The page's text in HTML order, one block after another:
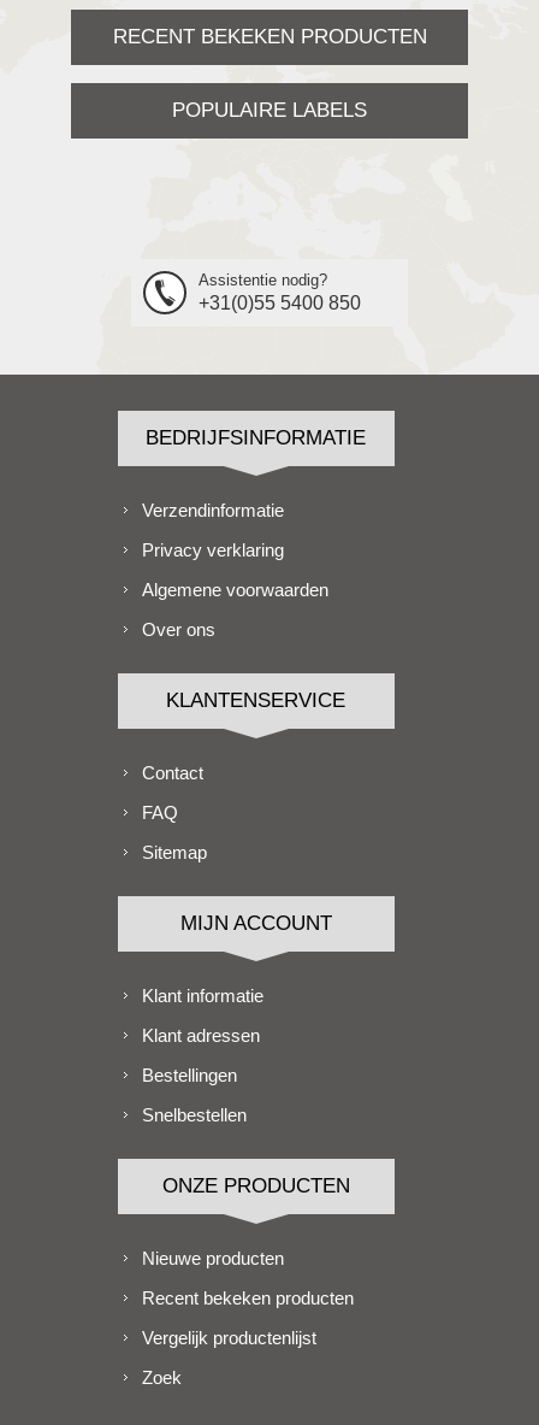
RECENT BEKEKEN PRODUCTEN
POPULAIRE LABELS
Assistentie nodig?
+31(0)55 5400 850
BEDRIJFSINFORMATIE
Verzendinformatie
Privacy verklaring
Algemene voorwaarden
Over ons
KLANTENSERVICE
Contact
FAQ
Sitemap
MIJN ACCOUNT
Klant informatie
Klant adressen
Bestellingen
Snelbestellen
ONZE PRODUCTEN
Nieuwe producten
Recent bekeken producten
Vergelijk productenlijst
Zoek